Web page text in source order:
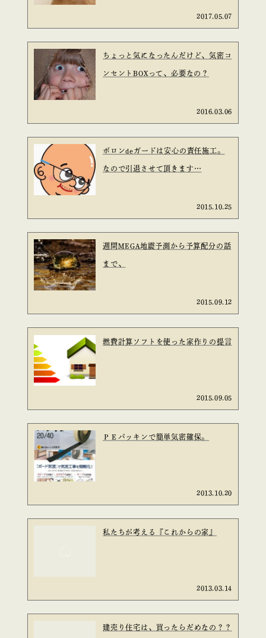
2017.05.07
ちょっと気になったんだけど、気密コ
ンセントBOXって、必要なの？
2016.03.06
ボロンdeガードは安心の責任施工。
なので引退させて頂きます…
2015.10.25
週間MEGA地震予測から予算配分の話
まで、
2015.09.12
燃費計算ソフトを使った家作りの提言
2015.09.05
ＰＥパッキンで簡単気密確保。
2013.10.20
私たちが考える『これからの家』
2013.03.14
建売り住宅は、買ったらだめなの？？